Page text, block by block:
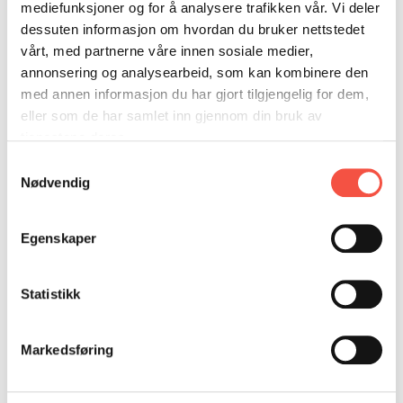
mediefunksjoner og for å analysere trafikken vår. Vi deler
dessuten informasjon om hvordan du bruker nettstedet
vårt, med partnerne våre innen sosiale medier,
annonsering og analysearbeid, som kan kombinere den
med annen informasjon du har gjort tilgjengelig for dem,
eller som de har samlet inn gjennom din bruk av
Nødvendig
Egenskaper
Statistikk
Markedsføring
PERSONVERNERKLÆRING
ISHAVSQUIZ
FORTELLINGAR
KONTAKT
OPNINGSTIDER
Det er mange mytar kring historia til lutefisken.
Korleis den kom til, og korleis den vart laga.
Lutefisk vert i alle høve første gang nemnt i
oppfinning. Lutefisk vert spist over heile Noreg, i